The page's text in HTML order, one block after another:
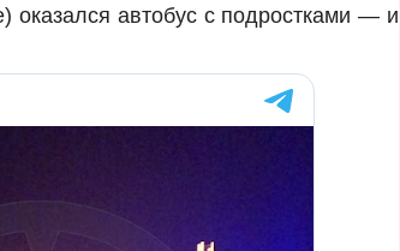
оказался автобус с подростками — и